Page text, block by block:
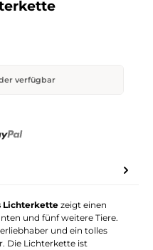
verfügbar
Mail-Adresse
Lichterkette zeigt einen
und fünf weitere Tiere.
und ein tolles
Die Lichterkette ist